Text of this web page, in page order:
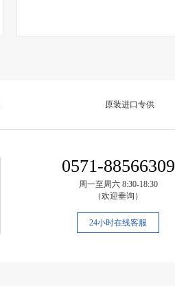
原装进口专供
0571-88566309
周一至周六 8:30-18:30
（欢迎垂询）
24小时在线客服